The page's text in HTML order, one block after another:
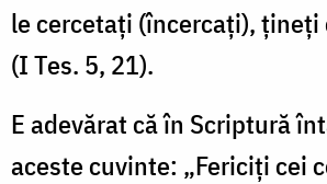
le cercetaţi (încercaţi), ţineţi
(I Tes. 5, 21).
E adevărat că în Scriptură
aceste cuvinte: „Fericiţi cei